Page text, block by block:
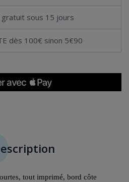
sous 15 jours
dès 100€ sinon 5€90
tout imprimé, bord côte